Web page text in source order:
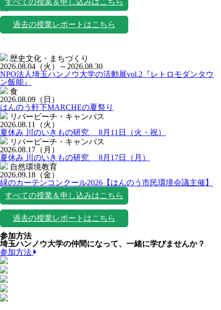
すべての授業＆申し込みはこちら
過去の授業レポートはこちら
歴史文化・まちづくり
2026.08.04 （火）
～2026.08.30
NPO法人埼玉ハンノウ大学の活動展vol.2『レトロモダンタウ
ン飯能』
食
2026.08.09 （日）
はんのう軒下MARCHEの夏祭り
リバービーチ・キャンパス
2026.08.11
（火）
夏休み 川のいきもの研究 8月11日（火・祝）
リバービーチ・キャンパス
2026.08.17 （月）
夏休み 川のいきもの研究 8月17日（月）
自然環境教育
2026.09.18 （金）
緑のカーテンコンクール2026【はんのう市民環境会議主催】
すべての授業＆申し込みはこちら
過去の授業レポートはこちら
参加方法
埼玉ハンノウ大学の仲間になって、一緒に学びませんか？
参加方法